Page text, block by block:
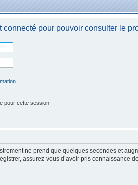
pour pouvoir consulter le
pour cette session
ne prend que quelques secondes et
assurez-vous d’avoir pris connaissance